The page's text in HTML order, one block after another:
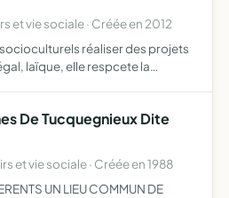
et vie sociale · Créée en 2012
réaliser des projets
laïque, elle respcete la
De Tucquegnieux Dite
et vie sociale · Créée en 1988
UN LIEU COMMUN DE